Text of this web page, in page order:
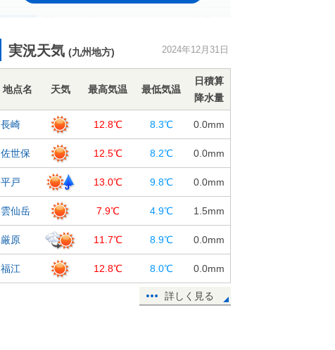
詣は防寒対策を
31日14:56
三が日は日本海側で雪続く 仕事始
め6日は太平洋側も広く雨 2週間天
気
31日12:25
北海道や本州の日本海側に雪雲・雨
雲 北陸周辺で落雷も多数観測 今
夜にかけて注意
31日11:59
31日大晦日の夜 各地で寒さ厳し
く 初詣は万全な寒さ対策を
31日09:46
2025年の「初日の出」 太平洋側は
実況天気 (九州地方) 2024年12月31日
地点名 天気 最高気温 最低気温
日積算
降水量
長崎 12.8℃ 8.3℃ 0.0mm
佐世保 12.5℃ 8.2℃ 0.0mm
平戸 13.0℃ 9.8℃ 0.0mm
雲仙岳 7.9℃ 4.9℃ 1.5mm
厳原 11.7℃ 8.9℃ 0.0mm
福江 12.8℃ 8.0℃ 0.0mm
詳しく見る